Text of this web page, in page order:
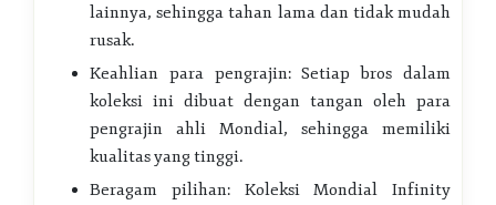
lainnya, sehingga tahan lama dan tidak mudah
rusak.
Keahlian para pengrajin: Setiap bros dalam
koleksi ini dibuat dengan tangan oleh para
pengrajin ahli Mondial, sehingga memiliki
kualitas yang tinggi.
Beragam pilihan: Koleksi Mondial Infinity